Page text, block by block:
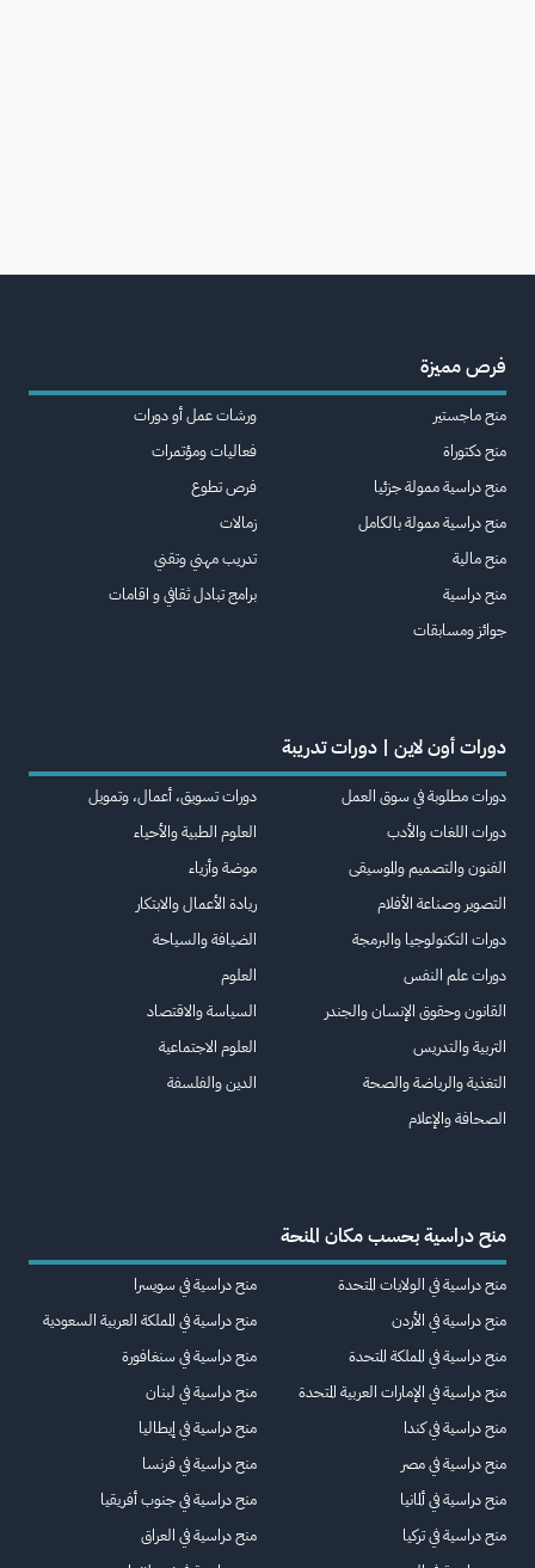
فرص مميزة
منح ماجستير
منح دكتوراة
منح دراسية ممولة جزئيا
منح دراسية ممولة بالكامل
منح مالية
منح دراسية
جوائز ومسابقات
ورشات عمل أو دورات
فعاليات ومؤتمرات
فرص تطوع
زمالات
تدريب مهني وتقني
برامج تبادل ثقافي و اقامات
دورات أون لاين | دورات تدريبة
دورات مطلوبة في سوق العمل
دورات اللغات والأدب
الفنون والتصميم والموسيقى
التصوير وصناعة الأفلام
دورات التكنولوجيا والبرمجة
دورات علم النفس
القانون وحقوق الإنسان والجندر
التربية والتدريس
التغذية والرياضة والصحة
الصحافة والإعلام
دورات تسويق، أعمال، وتمويل
العلوم الطبية والأحياء
موضة وأزياء
ريادة الأعمال والابتكار
الضيافة والسياحة
العلوم
السياسة والاقتصاد
العلوم الاجتماعية
الدين والفلسفة
منح دراسية بحسب مكان المنحة
منح دراسية في الولايات المتحدة
منح دراسية في الأردن
منح دراسية في المملكة المتحدة
منح دراسية في الإمارات العربية المتحدة
منح دراسية في كندا
منح دراسية في مصر
منح دراسية في ألمانيا
منح دراسية في تركيا
منح دراسية في سويسرا
منح دراسية في المملكة العربية السعودية
منح دراسية في سنغافورة
منح دراسية في لبنان
منح دراسية في إيطاليا
منح دراسية في فرنسا
منح دراسية في جنوب أفريقيا
منح دراسية في العراق